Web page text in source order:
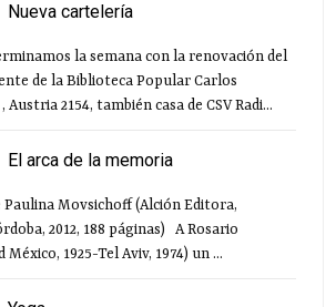
Nueva cartelería
la semana con la renovación del
de la Biblioteca Popular Carlos
2154, también casa de CSV Radi...
El arca de la memoria
Paulina Movsichoff (Alción Editora,
2012, 188 páginas) A Rosario
1925-Tel Aviv, 1974) un ...